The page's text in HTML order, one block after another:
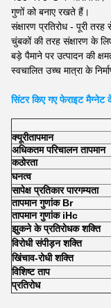
गुणों को बनाए रखते हैं।
संक्षारण प्रतिरोध - पूरी
चुंबकों की तरह संक्षारण के
बड़े पैमाने पर उत्पादन की
स्वचालित उच्च मात्रा के
सिंटर किए गए फेराइट मैग्नेट
क्यूरीतापमान
अधिकतम परिचालन तापमान
कठोरता
घनत्व
सापेक्ष प्रतिकार पारगम्यता
तापमान गुणांक Br
तापमान गुणांक iHc
झुकने के प्रतिरोधक शक्ति
विरोधी संपीड़न शक्ति
खिंचाव-रोधी शक्ति
विशिष्ट ताप
प्रतिरोध